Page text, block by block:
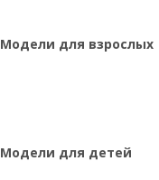
Модели для взрослых
Модели для детей